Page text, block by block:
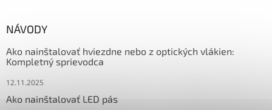
NÁVODY
Ako nainštalovať hviezdne nebo z optických vlákien:
Kompletný sprievodca
12.11.2025
Ako nainštalovať LED pás